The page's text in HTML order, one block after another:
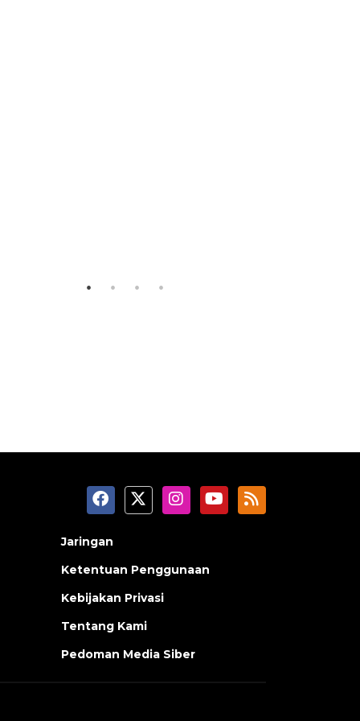
Jaringan
Ketentuan Penggunaan
Kebijakan Privasi
Tentang Kami
Pedoman Media Siber